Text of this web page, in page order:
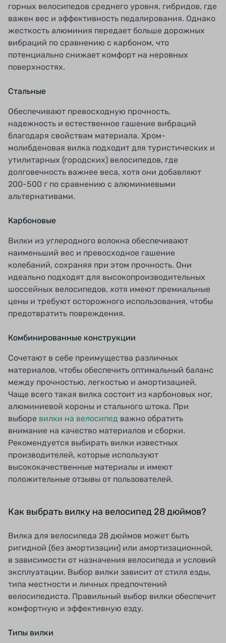
горных велосипедов среднего уровня, гибридов, где
важен вес и эффективность педалирования. Однако
жесткость алюминия передает больше дорожных
вибраций по сравнению с карбоном, что
потенциально снижает комфорт на неровных
поверхностях.
Стальные
Обеспечивают превосходную прочность,
надежность и естественное гашение вибраций
благодаря свойствам материала. Хром-
молибденовая вилка подходит для туристических и
утилитарных (городских) велосипедов, где
долговечность важнее веса, хотя они добавляют
200-500 г по сравнению с алюминиевыми
альтернативами.
Карбоновые
Вилки из углеродного волокна обеспечивают
наименьший вес и превосходное гашение
колебаний, сохраняя при этом прочность. Они
идеально подходят для высокопроизводительных
шоссейных велосипедов, хотя имеют премиальные
цены и требуют осторожного использования, чтобы
предотвратить повреждения.
Комбинированные конструкции
Сочетают в себе преимущества различных
материалов, чтобы обеспечить оптимальный баланс
между прочностью, легкостью и амортизацией.
Чаще всего такая вилка состоит из карбоновых ног,
алюминиевой короны и стального штока. При
выборе вилки на велосипед важно обратить
внимание на качество материалов и сборки.
Рекомендуется выбирать вилки известных
производителей, которые используют
высококачественные материалы и имеют
положительные отзывы от пользователей.
Как выбрать вилку на велосипед 28 дюймов?
Вилка для велосипеда 28 дюймов может быть
ригидной (без амортизации) или амортизационной,
в зависимости от назначения велосипеда и условий
эксплуатации. Выбор вилки зависит от стиля езды,
типа местности и личных предпочтений
велосипедиста. Правильный выбор вилки обеспечит
комфортную и эффективную езду.
Типы вилки